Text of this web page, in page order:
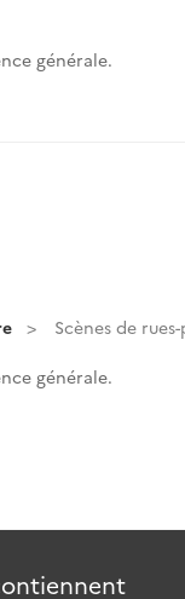
générale.
Scènes de
générale.